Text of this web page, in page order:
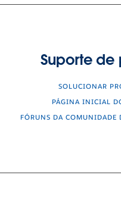
Suporte de
SOLUCIONAR
PÁGINA INICIAL
FÓRUNS DA COMUNIDADE